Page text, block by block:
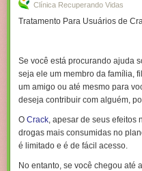
Clínica Recuperando Vidas
Tratamento Para Usuários de
Se você está procurando ajuda
seja ele um membro da família,
um amigo ou até mesmo para
deseja contribuir com alguém,
O Crack, apesar de seus efeitos
drogas mais consumidas no
é limitado e é de fácil acesso.
No entanto, se você chegou até